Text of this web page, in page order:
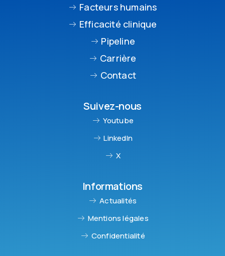
Facteurs humains
Efficacité clinique
Pipeline
Carrière
Contact
Suivez-nous
Youtube
LinkedIn
X
Informations
Actualités
Mentions légales
Confidentialité